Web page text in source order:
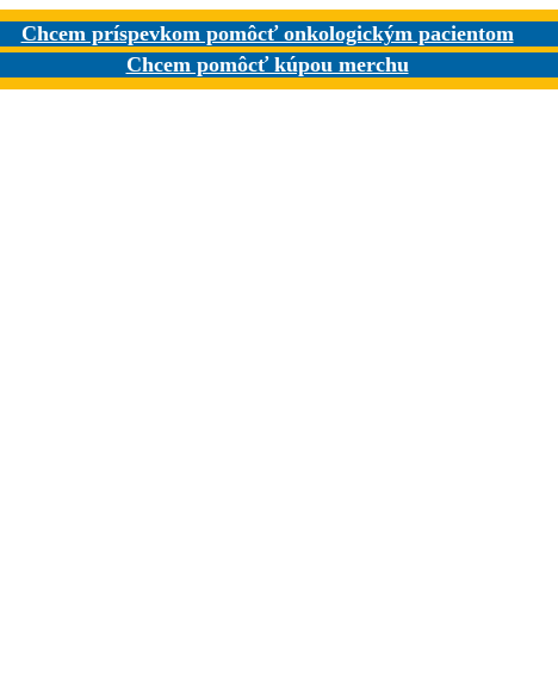
Chcem príspevkom pomôcť onkologickým pacientom
Chcem pomôcť kúpou merchu